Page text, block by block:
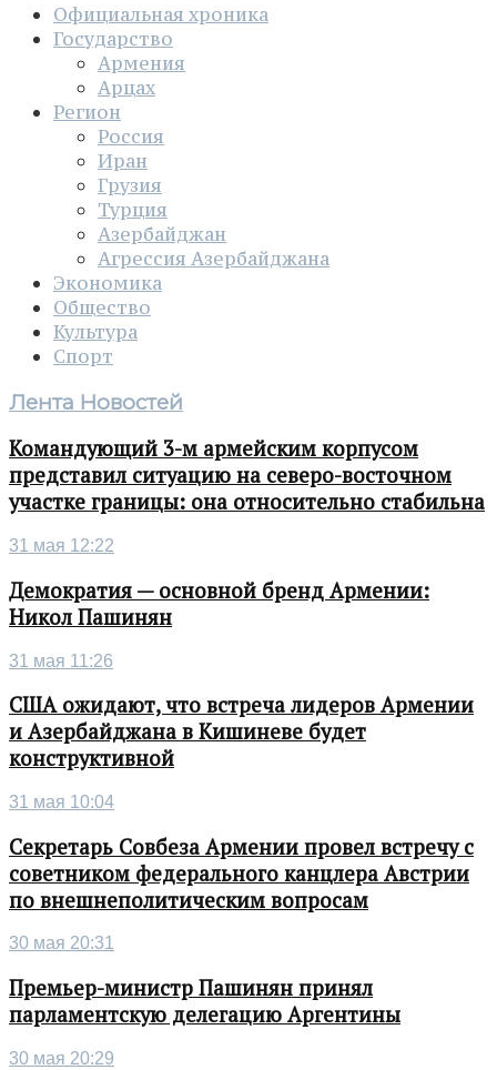
Официальная хроника
Государство
Армения
Арцах
Регион
Россия
Иран
Грузия
Турция
Азербайджан
Агрессия Азербайджана
Экономика
Общество
Культура
Спорт
Лента Новостей
Командующий 3-м армейским корпусом
представил ситуацию на северо-восточном
участке границы: она относительно стабильна
31 мая 12:22
Демократия — основной бренд Армении:
Никол Пашинян
31 мая 11:26
США ожидают, что встреча лидеров Армении
и Азербайджана в Кишиневе будет
конструктивной
31 мая 10:04
Секретарь Совбеза Армении провел встречу с
советником федерального канцлера Австрии
по внешнеполитическим вопросам
30 мая 20:31
Премьер-министр Пашинян принял
парламентскую делегацию Аргентины
30 мая 20:29